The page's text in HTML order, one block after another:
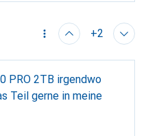
+2
PRO 2TB irgendwo
Teil gerne in meine